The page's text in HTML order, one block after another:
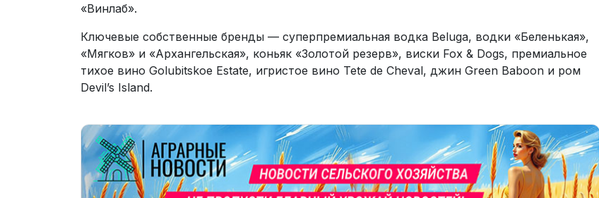
«Винлаб».
Ключевые собственные бренды — суперпремиальная водка Beluga, водки «Беленькая»,
«Мягков» и «Архангельская», коньяк «Золотой резерв», виски Fox & Dogs, премиальное
тихое вино Golubitskoe Estate, игристое вино Tete de Cheval, джин Green Baboon и ром
Devil’s Island.